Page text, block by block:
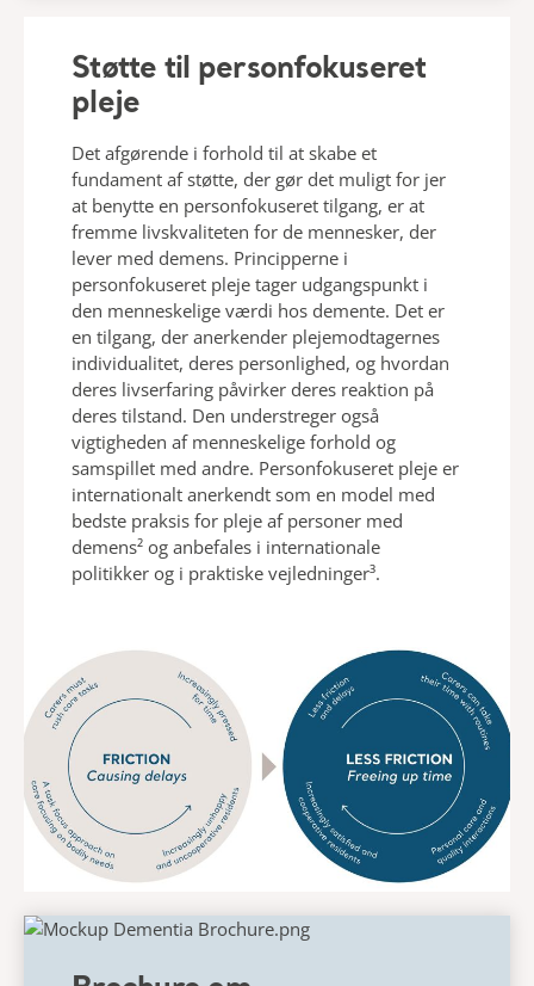
Støtte til personfokuseret
pleje
Det afgørende i forhold til at skabe et
fundament af støtte, der gør det muligt for jer
at benytte en personfokuseret tilgang, er at
fremme livskvaliteten for de mennesker, der
lever med demens. Principperne i
personfokuseret pleje tager udgangspunkt i
den menneskelige værdi hos demente. Det er
en tilgang, der anerkender plejemodtagernes
individualitet, deres personlighed, og hvordan
deres livserfaring påvirker deres reaktion på
deres tilstand. Den understreger også
vigtigheden af menneskelige forhold og
samspillet med andre. Personfokuseret pleje er
internationalt anerkendt som en model med
bedste praksis for pleje af personer med
demens² og anbefales i internationale
politikker og i praktiske vejledninger³.